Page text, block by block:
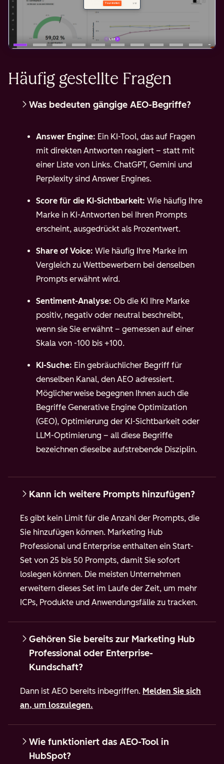
Häufig gestellte Fragen
Was bedeuten gängige AEO-Begriffe?
Answer Engine: Ein KI-Tool, das auf Fragen
mit direkten Antworten reagiert – statt mit
einer Liste von Links. ChatGPT, Gemini und
Perplexity sind Answer Engines.
Score für die KI-Sichtbarkeit: Wie häufig Ihre
Marke in KI-Antworten bei Ihren Prompts
erscheint, ausgedrückt als Prozentwert.
Share of Voice: Wie häufig Ihre Marke im
Vergleich zu Wettbewerbern bei denselben
Prompts erwähnt wird.
Sentiment-Analyse: Ob die KI Ihre Marke
positiv, negativ oder neutral beschreibt,
wenn sie Sie erwähnt – gemessen auf einer
Skala von -100 bis +100.
KI-Suche: Ein gebräuchlicher Begriff für
denselben Kanal, den AEO adressiert.
Möglicherweise begegnen Ihnen auch die
Begriffe Generative Engine Optimization
(GEO), Optimierung der KI-Sichtbarkeit oder
LLM-Optimierung – all diese Begriffe
bezeichnen dieselbe aufstrebende Disziplin.
Kann ich weitere Prompts hinzufügen?
Es gibt kein Limit für die Anzahl der Prompts, die
Sie hinzufügen können. Marketing Hub
Professional und Enterprise enthalten ein Start-
Set von 25 bis 50 Prompts, damit Sie sofort
loslegen können. Die meisten Unternehmen
erweitern dieses Set im Laufe der Zeit, um mehr
ICPs, Produkte und Anwendungsfälle zu tracken.
Gehören Sie bereits zur Marketing Hub
Professional oder Enterprise-
Kundschaft?
Dann ist AEO bereits inbegriffen. Melden Sie sich
an, um loszulegen.
Wie funktioniert das AEO-Tool in
HubSpot?